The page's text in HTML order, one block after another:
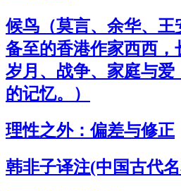
候鸟（莫言、余华、王
备至的香港作家西西，
岁月、战争、家庭与爱
的记忆。）
理性之外：偏差与修正
韩非子译注(中国古代